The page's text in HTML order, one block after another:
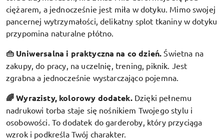
ciężarem, a jednocześnie jest miła w dotyku. Mimo swojej
pancernej wytrzymałości, delikatny splot tkaniny w dotyku
przypomina naturalne płótno.
👜 Uniwersalna i praktyczna na co dzień. Świetna na
zakupy, do pracy, na uczelnię, trening, piknik. Jest
zgrabna a jednocześnie wystarczająco pojemna.
🌈 Wyrazisty, kolorowy dodatek. Dzięki pełnemu
nadrukowi torba staje się nośnikiem Twojego stylu i
osobowości. To dodatek do garderoby, który przyciąga
wzrok i podkreśla Twój charakter.